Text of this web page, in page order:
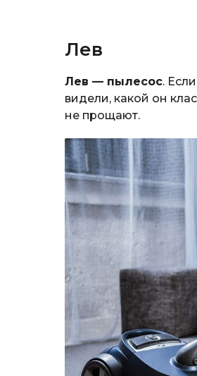
Лев
Лев — пылесос.
видели, какой он
не прощают.